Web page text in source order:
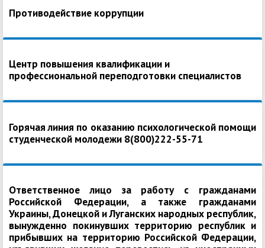
Противодействие коррупции
Центр повышения квалификации и
профессиональной переподготовки специалистов
Горячая линия по оказанию психологической помощи
студенческой молодежи 8(800)222-55-71
Ответственное лицо за работу с гражданами
Российской Федерации, а также гражданами
Украины, Донецкой и Луганских народных республик,
вынужденно покинувших территорию республик и
прибывших на территорию Российской Федерации,